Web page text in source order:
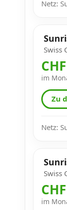
Netz:
Swiss
im
Zu
Netz:
Swiss
im